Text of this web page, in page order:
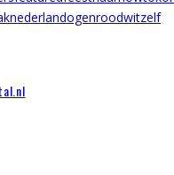
nederlandogenroodwitzelf